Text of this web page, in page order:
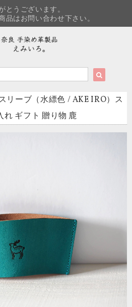
とうございます。
品はお問い合わせ下さい。
リーブ（水縹色 / AKE IRO）ス
れ ギフト 贈り物 鹿